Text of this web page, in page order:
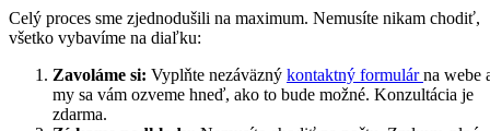
Celý proces sme zjednodušili na maximum. Nemusíte nikam chodiť,
všetko vybavíme na diaľku:
Zavoláme si: Vyplňte nezáväzný kontaktný formulárna webe
my sa vám ozveme hneď, ako to bude možné. Konzultácia je
zdarma.